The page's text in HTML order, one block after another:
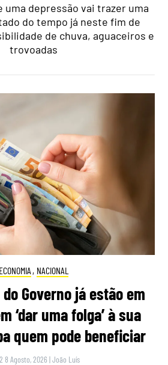
uma depressão vai trazer uma
do tempo já neste fim de
de chuva, aguaceiros e
trovoadas
ECONOMIA , NACIONAL
Governo já estão em
‘dar uma folga’ à sua
quem pode beneficiar
8 Agosto, 2026 |João Luís